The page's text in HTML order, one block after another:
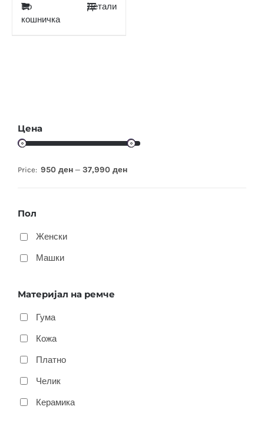
Во
кошничка
Детали
Цена
Price: 950 ден — 37,990 ден
Пол
Женски
Машки
Материјал на ремче
Гума
Кожа
Платно
Челик
Керамика